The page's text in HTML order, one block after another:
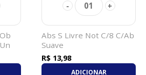
- 01 +
Abs S Livre Not C/8 C/Ab
Suave
R$ 13,98
ADICIONAR